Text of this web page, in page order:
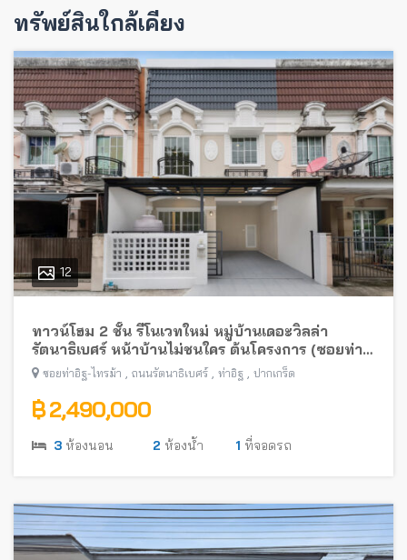
ทรัพย์สินใกล้เคียง
12
ทาวน์โฮม 2 ชั้น รีโนเวทใหม่ หมู่บ้านเดอะวิลล่า
รัตนาธิเบศร์ หน้าบ้านไม่ชนใคร ต้นโครงการ (ซอยท่า
อิฐ-ไทรม้า) พร้อมอยู่ ใกล้รถไฟฟ้าสายสีม่วง
ซอยท่าอิฐ-ไทรม้า , ถนนรัตนาธิเบศร์ , ท่าอิฐ , ปากเกร็ด
฿ 2,490,000
3 ห้องนอน 2 ห้องน้ำ 1 ที่จอดรถ